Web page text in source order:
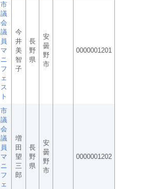
市
議
会
議
員
マ
ニ
フ
ェ
ス
ト
今
井
美
智
子
長
野
県
安
曇
野
市
0000001201
市
議
会
議
員
マ
ニ
フ
ェ
増
田
望
三
郎
長
野
県
安
曇
野
市
0000001202